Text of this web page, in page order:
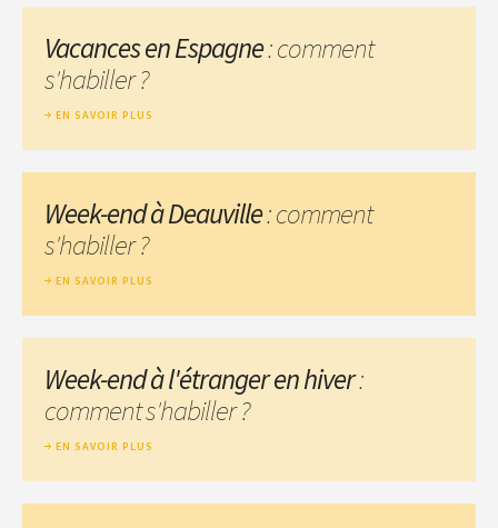
Vacances en Espagne: comment
s'habiller ?
EN SAVOIR PLUS
Week-end à Deauville: comment
s'habiller ?
EN SAVOIR PLUS
Week-end à l'étranger en hiver:
comment s'habiller ?
EN SAVOIR PLUS